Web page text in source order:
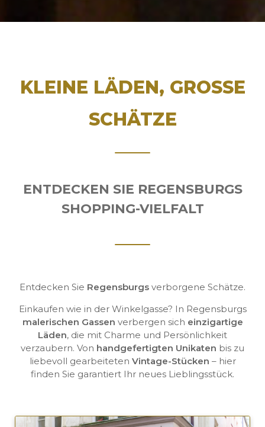
KLEINE LÄDEN, GROSSE
SCHÄTZE
ENTDECKEN SIE REGENSBURGS
SHOPPING-VIELFALT
Entdecken Sie Regensburgs verborgene Schätze.
Einkaufen wie in der Winkelgasse? In Regensburgs
malerischen Gassen verbergen sich einzigartige
Läden, die mit Charme und Persönlichkeit
verzaubern. Von handgefertigten Unikaten bis zu
liebevoll gearbeiteten Vintage-Stücken – hier
finden Sie garantiert Ihr neues Lieblingsstück.